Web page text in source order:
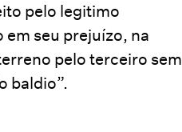
pelo legitimo
seu prejuízo, na
pelo terceiro sem
baldio”.